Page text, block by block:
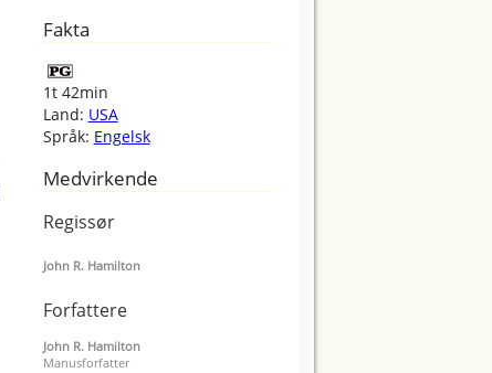
Fakta
1t 42min
Land: USA
Språk: Engelsk
Medvirkende
Regissør
John R. Hamilton
Forfattere
John R. Hamilton
Manusforfatter